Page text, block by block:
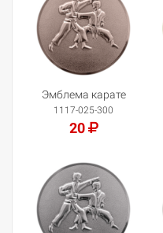
Эмблема карате
1117-025-300
20
Добавить в корзину